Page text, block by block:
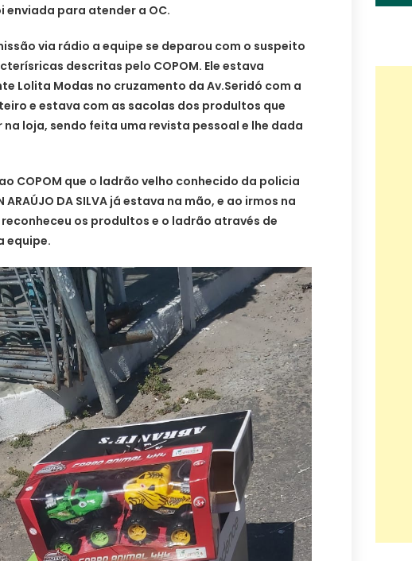
enviada para atender a OC.
via rádio a equipe se deparou com o suspeito
descritas pelo COPOM. Ele estava
Lolita Modas no cruzamento da Av.Seridó com a
e estava com as sacolas dos produltos que
loja, sendo feita uma revista pessoal e lhe dada
COPOM que o ladrão velho conhecido da policia
ARAÚJO DA SILVA já estava na mão, e ao irmos na
os produltos e o ladrão através de
equipe.